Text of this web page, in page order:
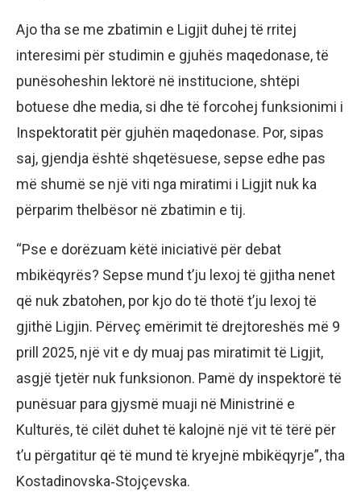
Ajo tha se me zbatimin e Ligjit duhej të rritej
interesimi për studimin e gjuhës maqedonase, të
punësoheshin lektorë në institucione, shtëpi
botuese dhe media, si dhe të forcohej funksionimi i
Inspektoratit për gjuhën maqedonase. Por, sipas
saj, gjendja është shqetësuese, sepse edhe pas
më shumë se një viti nga miratimi i Ligjit nuk ka
përparim thelbësor në zbatimin e tij.
“Pse e dorëzuam këtë iniciativë për debat
mbikëqyrës? Sepse mund t’ju lexoj të gjitha nenet
që nuk zbatohen, por kjo do të thotë t’ju lexoj të
gjithë Ligjin. Përveç emërimit të drejtoreshës më 9
prill 2025, një vit e dy muaj pas miratimit të Ligjit,
asgjë tjetër nuk funksionon. Pamë dy inspektorë të
punësuar para gjysmë muaji në Ministrinë e
Kulturës, të cilët duhet të kalojnë një vit të tërë për
t’u përgatitur që të mund të kryejnë mbikëqyrje”, tha
Kostadinovska‑Stojçevska.